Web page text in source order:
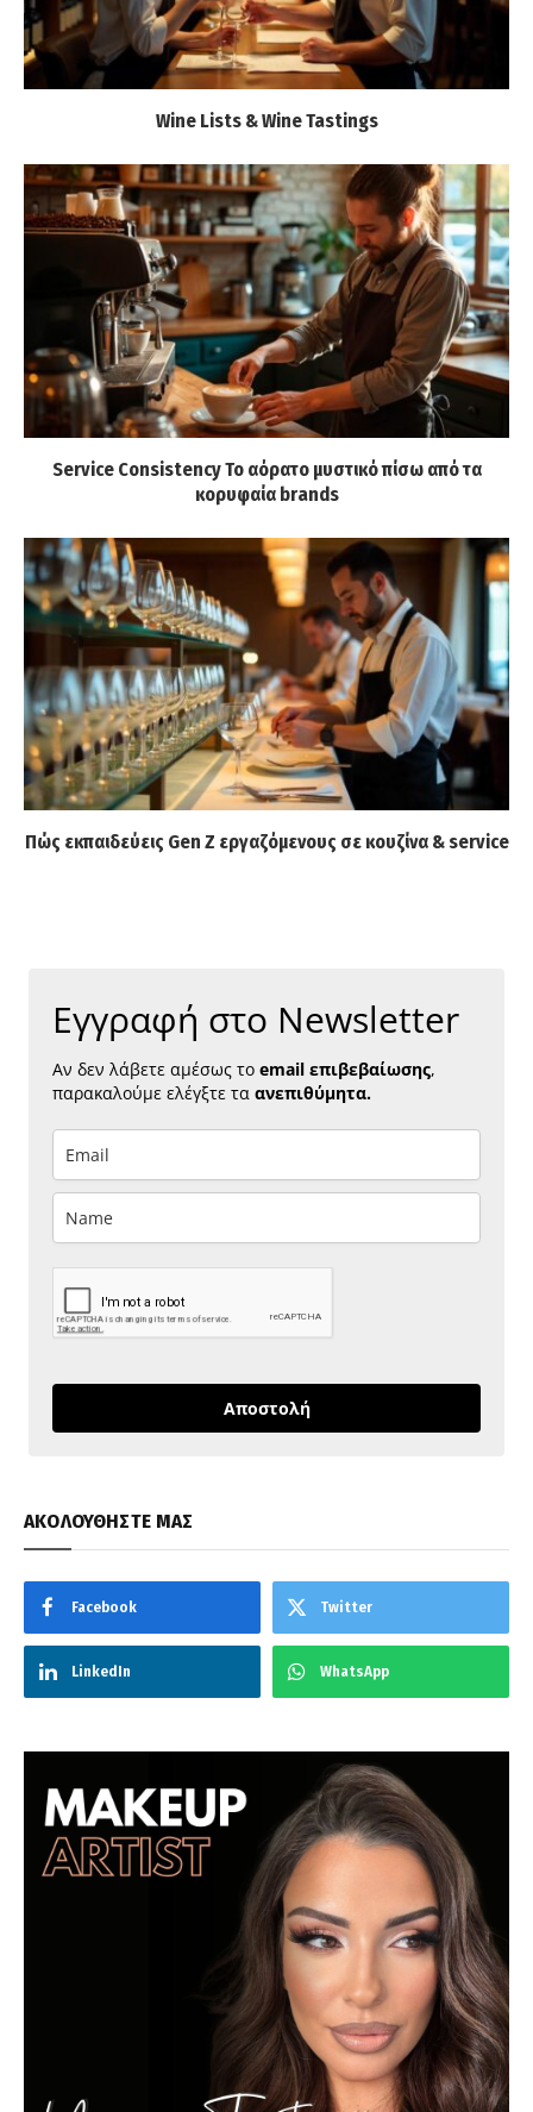
Wine Lists & Wine Tastings
Service Consistency Το αόρατο μυστικό πίσω από τα
κορυφαία brands
Πώς εκπαιδεύεις Gen Z εργαζόμενους σε κουζίνα & service
Εγγραφή στο Newsletter
Αν δεν λάβετε αμέσως το email επιβεβαίωσης,
παρακαλούμε ελέγξτε τα ανεπιθύμητα.
Αποστολή
ΑΚΟΛΟΥΘΗΣΤΕ ΜΑΣ
Facebook Twitter
LinkedIn WhatsApp